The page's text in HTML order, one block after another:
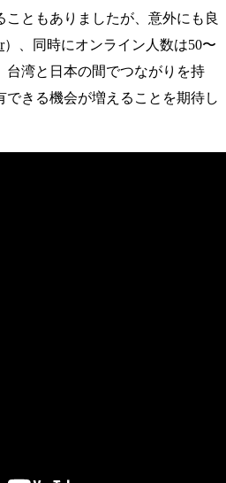
こともありましたが、意外にも良
）、同時にオンライン人数は50〜
台湾と日本の間でつながりを持
できる機会が増えることを期待し